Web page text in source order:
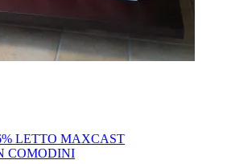
LETTO MAXCAST
COMODINI